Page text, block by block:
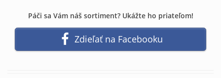
Páči sa Vám náš sortiment? Ukážte ho priateľom!
Zdieľať na Facebooku